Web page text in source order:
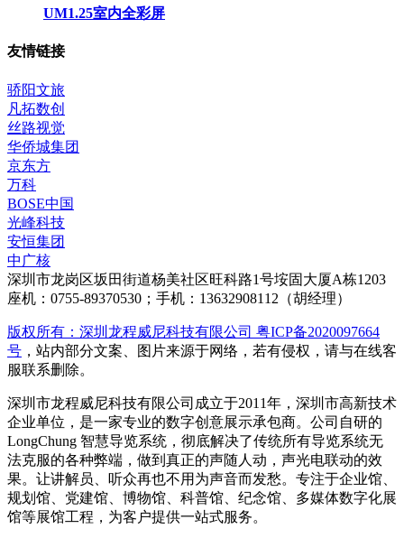
UM1.25室内全彩屏
友情链接
骄阳文旅
凡拓数创
丝路视觉
华侨城集团
京东方
万科
BOSE中国
光峰科技
安恒集团
中广核
深圳市龙岗区坂田街道杨美社区旺科路1号垵固大厦A栋1203
座机：0755-89370530；手机：13632908112（胡经理）
版权所有：深圳龙程威尼科技有限公司 粤ICP备2020097664
号 ，站内部分文案、图片来源于网络，若有侵权，请与在线客
服联系删除。
深圳市龙程威尼科技有限公司成立于2011年，深圳市高新技术
企业单位，是一家专业的数字创意展示承包商。公司自研的
LongChung 智慧导览系统，彻底解决了传统所有导览系统无
法克服的各种弊端，做到真正的声随人动，声光电联动的效
果。让讲解员、听众再也不用为声音而发愁。专注于企业馆、
规划馆、党建馆、博物馆、科普馆、纪念馆、多媒体数字化展
馆等展馆工程，为客户提供一站式服务。